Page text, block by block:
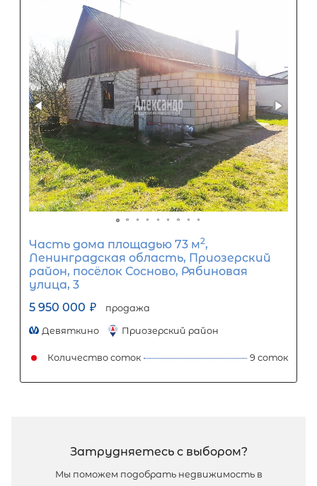
Популярное
Жилой дом площадью 87 м
Выборгский р-н, Светогорск г,
Количество соток